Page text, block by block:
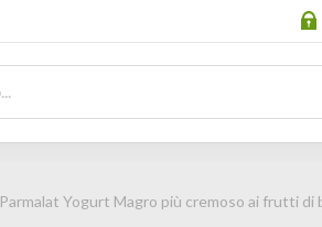
Parmalat Yogurt Magro più cremoso ai frutti di